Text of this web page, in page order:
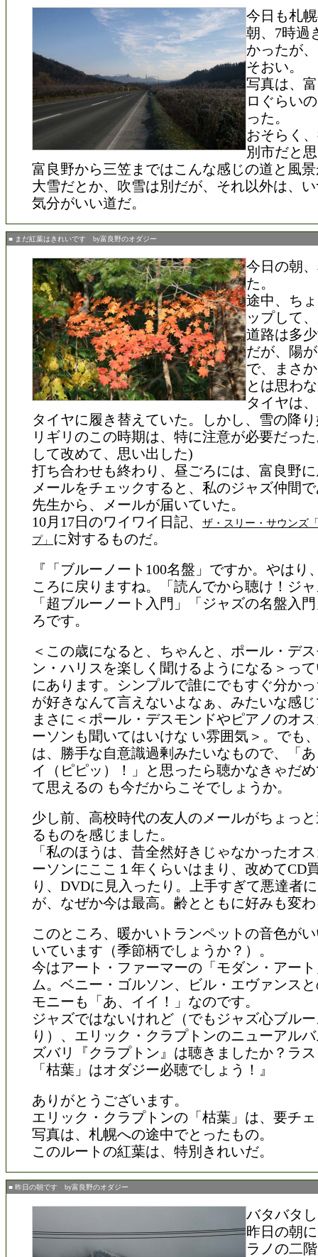
今日も札
朝、7時過
かったが
そおい。
写真は、
ロぐらい
った。
おそらく
別市だと
富良野から三笠まではこんな感じの道と風
大雪だとか、吹雪は別だが、それ以外は、
気分がいい道だ。
■ まだ紅葉はきれいです by富良野のオダジー
今日の朝
た。
途中、ち
ップして
道路は多
だが、陽
で、まさ
とは思わ
タイヤは
タイヤに履き替えていた。しかし、雪の降
リギリのこの時期は、特に注意が必要だっ
して改めて、思い出した)
打ち合わせも終わり、昼ごろには、富良野
メールをチェックすると、私のジャズ仲間
先生から、メールが届いていた。
10月17日のワイワイ日記、
ザ・スリー・サウンズ
プ」
に対するものだ。
『「ブルーノート100名盤」ですか。やはり
ころに戻りますね。「読んでから聴け！ジ
「超ブルーノート入門」「ジャズの名盤入
ろです。
＜この歳になると、ちゃんと、ポール・デ
ン・ハリスを楽しく聞けるようになる＞っ
にあります。シンプルで誰にでもすぐ分か
が好きなんて言えないよなぁ、みたいな感
まさに＜ポール・デスモンドやピアノのオ
ーソンも聞いてはいけな い雰囲気＞。でも
は、勝手な自意識過剰みたいなもので、「
イ（ピピッ）！」と思ったら聴かなきゃだ
て思えるの も今だからこそでしょうか。
少し前、高校時代の友人のメールがちょっ
るものを感じました。
「私のほうは、昔全然好きじゃなかったオ
ーソンにここ１年くらいはまり、改めてCD
り、DVDに見入ったり。上手すぎて悪達者
が、なぜか今は最高。齢とともに好みも変
このところ、暖かいトランペットの音色が
いています（季節柄でしょうか？）。
今はアート・ファーマーの「モダン・アー
ム。ベニー・ゴルソン、ビル・エヴァンス
モニーも「あ、イイ！」なのです。
ジャズではないけれど（でもジャズ心ブル
り）、エリック・クラプトンのニューアル
ズバリ『クラプトン』は聴きましたか？ラ
「枯葉」はオダジー必聴でしょう！』
ありがとうございます。
エリック・クラプトンの「枯葉」は、要チ
写真は、札幌への途中でとったもの。
このルートの紅葉は、特別きれいだ。
■ 昨日の朝です by富良野のオダジー
バタバタ
昨日の朝
ラノの二